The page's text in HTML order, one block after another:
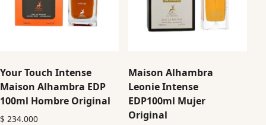
Your Touch Intense
Maison Alhambra EDP
100ml Hombre Original
$ 234.000
Maison Alhambra
Leonie Intense
EDP100ml Mujer
Original